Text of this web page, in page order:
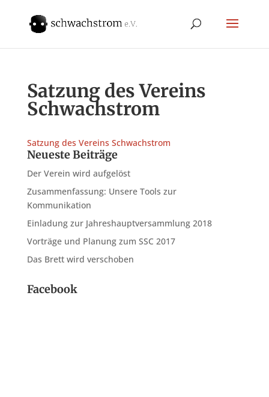
Satzung des Vereins
Schwachstrom
Satzung des Vereins Schwachstrom
Neueste Beiträge
Der Verein wird aufgelöst
Zusammenfassung: Unsere Tools zur
Kommunikation
Einladung zur Jahreshauptversammlung 2018
Vorträge und Planung zum SSC 2017
Das Brett wird verschoben
Facebook